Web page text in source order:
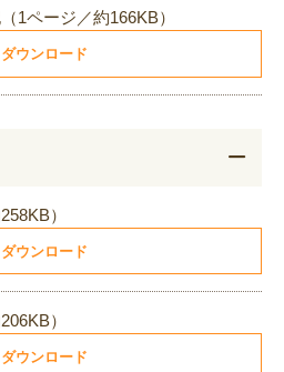
1ページ／約166KB）
ダウンロード
）
ダウンロード
）
ダウンロード